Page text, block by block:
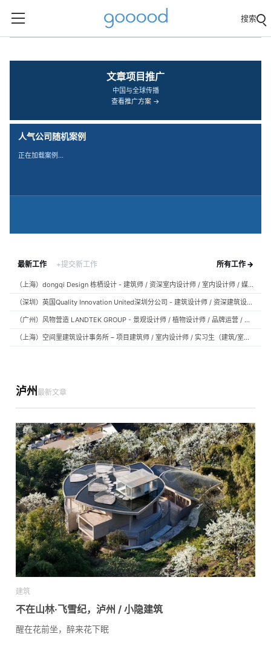
搜索
文章项目推广
中国与全球传播
查看推广方案 →
人气公司随机案例
正在加载案例…
最新工作 +提交新工作 所有工作 →
（上海）dongqi Design 栋栖设计 - 建筑师 / 资深室内设计师 / 室内设计师 / 媒体及公共关系主管 / 设计实习生（常年招聘）
（深圳）英国Quality Innovation United深圳分公司 - 建筑设计师 / 资深建筑设计师 / 室内设计师 / 设计实习生
（广州）风物营造 LANDTEK GROUP - 景观设计师 / 植物设计师 / 品牌运营 / 实习生
（上海）空间里建筑设计事务所 – 项目建筑师 / 室内设计师 / 实习生（建筑/室内）
泸州 最新文章
建筑
不在山林·飞雪纪，泸州 / 小隐建筑
醒在花前坐，醉来花下眠